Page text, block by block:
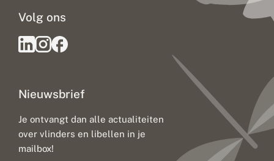
Nieuwsbrief
Je ontvangt dan alle actualiteiten
over vlinders en libellen in je
mailbox!
Volg ons